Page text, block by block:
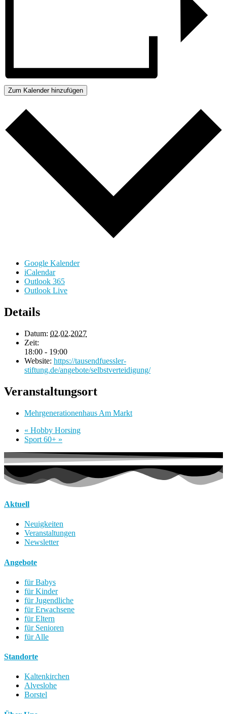
Zum Kalender hinzufügen
Google Kalender
iCalendar
Outlook 365
Outlook Live
Details
Datum: 02.02.2027
Zeit:
18:00 - 19:00
Website: https://tausendfuessler-
stiftung.de/angebote/selbstverteidigung/
Veranstaltungsort
Mehrgenerationenhaus Am Markt
« Hobby Horsing
Sport 60+ »
Aktuell
Neuigkeiten
Veranstaltungen
Newsletter
Angebote
für Babys
für Kinder
für Jugendliche
für Erwachsene
für Eltern
für Senioren
für Alle
Standorte
Kaltenkirchen
Alveslohe
Borstel